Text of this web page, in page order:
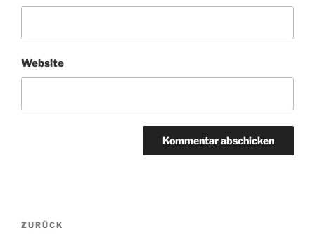
Website
Beitragsnavigation
Vorheriger
ZURÜCK